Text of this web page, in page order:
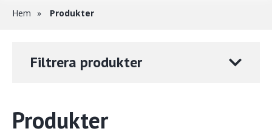
Länkstig
Hem Produkter
Filtrera produkter
Produkter